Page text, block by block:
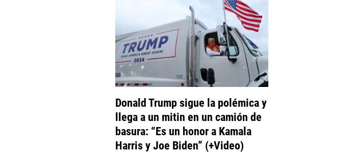
Donald Trump sigue la polémica y
llega a un mitin en un camión de
basura: “Es un honor a Kamala
Harris y Joe Biden” (+Video)